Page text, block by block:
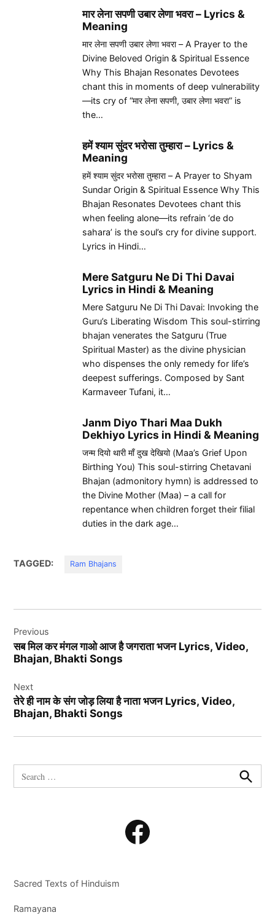
मार लेना सपणी उबार लेणा भवरा – Lyrics &
Meaning
मार लेना सपणी उबार लेणा भवरा – A Prayer to the
Divine Beloved Origin & Spiritual Essence
Why This Bhajan Resonates Devotees
chant this in moments of deep vulnerability
—its cry of “मार लेना सपणी, उबार लेणा भवरा” is
the…
हमें श्याम सुंदर भरोसा तुम्हारा – Lyrics &
Meaning
हमें श्याम सुंदर भरोसा तुम्हारा – A Prayer to Shyam
Sundar Origin & Spiritual Essence Why This
Bhajan Resonates Devotees chant this
when feeling alone—its refrain ‘de do
sahara’ is the soul’s cry for divine support.
Lyrics in Hindi…
Mere Satguru Ne Di Thi Davai
Lyrics in Hindi & Meaning
Mere Satguru Ne Di Thi Davai: Invoking the
Guru’s Liberating Wisdom This soul-stirring
bhajan venerates the Satguru (True
Spiritual Master) as the divine physician
who dispenses the only remedy for life’s
deepest sufferings. Composed by Sant
Karmaveer Tufani, it…
Janm Diyo Thari Maa Dukh
Dekhiyo Lyrics in Hindi & Meaning
जन्म दियो थारी माँ दुख देखियो (Maa’s Grief Upon
Birthing You) This soul-stirring Chetavani
Bhajan (admonitory hymn) is addressed to
the Divine Mother (Maa) – a call for
repentance when children forget their filial
duties in the dark age…
TAGGED: Ram Bhajans
navigation
Previous
सब मिल कर मंगल गाओ आज है जगराता भजन Lyrics, Video,
Bhajan, Bhakti Songs
Next
तेरे ही नाम के संग जोड़ लिया है नाता भजन Lyrics, Video,
Bhajan, Bhakti Songs
Search
for:
Search
Facebook
Sacred Texts of Hinduism
Ramayana